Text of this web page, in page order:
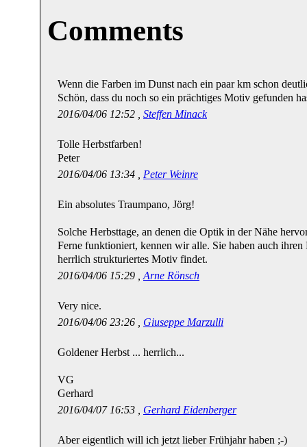
Comments
Wenn die Farben im Dunst nach ein paar km schon
Schön, dass du noch so ein prächtiges Motiv gefunden
2016/04/06 12:52 , Steffen Minack
Tolle Herbstfarben!
Peter
2016/04/06 13:34 , Peter Weinre
Ein absolutes Traumpano, Jörg!
Solche Herbsttage, an denen die Optik in der Nähe
Ferne funktioniert, kennen wir alle. Sie haben auch ihren
herrlich strukturiertes Motiv findet.
2016/04/06 15:29 , Arne Rönsch
Very nice.
2016/04/06 23:26 , Giuseppe Marzulli
Goldener Herbst ... herrlich...
VG
Gerhard
2016/04/07 16:53 , Gerhard Eidenberger
Aber eigentlich will ich jetzt lieber Frühjahr haben ;-)